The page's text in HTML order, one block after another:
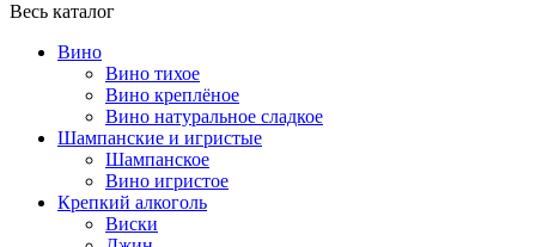
Весь каталог
Вино
Вино тихое
Вино креплёное
Вино натуральное сладкое
Шампанские и игристые
Шампанское
Вино игристое
Крепкий алкоголь
Виски